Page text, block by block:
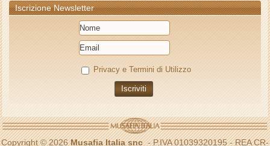
Iscrizione Newsletter
Privacy e Termini di Utilizzo
Copyright © 2026Musafia Italia snc- P.IVA 01039320195 - REA CR-